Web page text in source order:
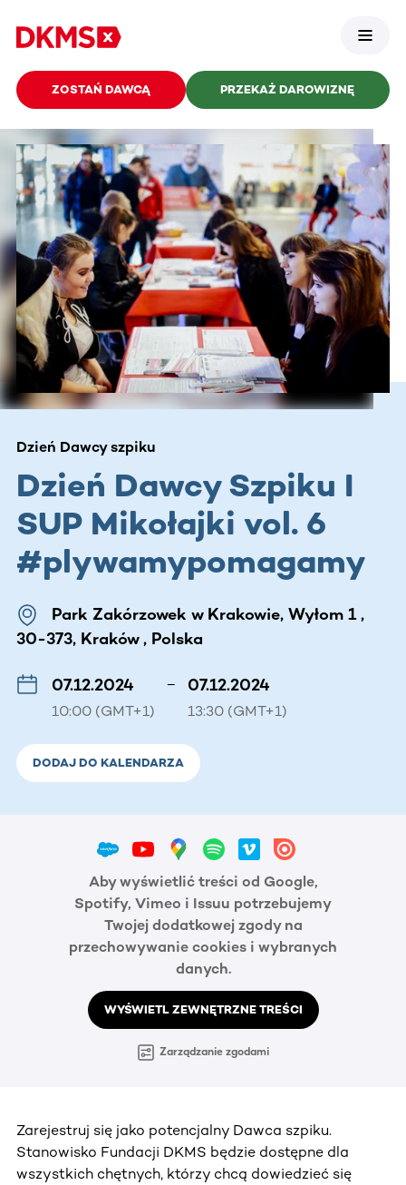
ZOSTAŃ DAWCĄ PRZEKAŻ DAROWIZNĘ
Dzień Dawcy szpiku
Dzień Dawcy Szpiku I
SUP Mikołajki vol. 6
#plywamypomagamy
Park Zakórzowek w Krakowie, Wyłom 1 ,
30-373, Kraków , Polska
07.12.2024
10:00 (GMT+1)
– 07.12.2024
13:30 (GMT+1)
DODAJ DO KALENDARZA
Aby wyświetlić treści od Google,
Spotify, Vimeo i Issuu potrzebujemy
Twojej dodatkowej zgody na
przechowywanie cookies i wybranych
danych.
WYŚWIETL ZEWNĘTRZNE TREŚCI
Zarządzanie zgodami
Zarejestruj się jako potencjalny Dawca szpiku.
Stanowisko Fundacji DKMS będzie dostępne dla
wszystkich chętnych, którzy chcą dowiedzieć się